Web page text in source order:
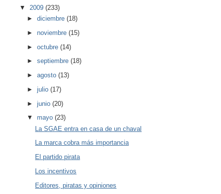
▼ 2009 (233)
►diciembre(18)
►noviembre(15)
►octubre(14)
►septiembre(18)
►agosto(13)
►julio(17)
►junio(20)
▼mayo(23)
La SGAE entra en casa de un chaval
La marca cobra más importancia
El partido pirata
Los incentivos
Editores, piratas y opiniones